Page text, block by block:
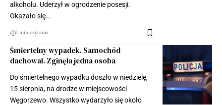
alkoholu. Uderzył w ogrodzenie posesji.
Okazało się…
1 min czytania
Śmiertelny wypadek. Samochód
dachował. Zginęła jedna osoba
Do śmiertelnego wypadku doszło w niedzielę,
15 sierpnia, na drodze w miejscowości
Węgorzewo. Wszystko wydarzyło się około